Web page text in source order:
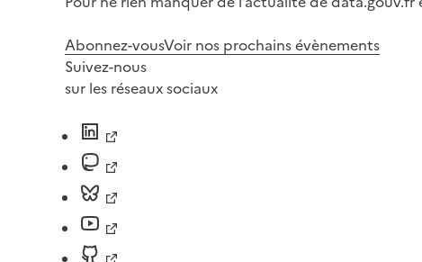
Abonnez-vousVoir nos prochains évènements
Suivez-nous
sur les réseaux sociaux